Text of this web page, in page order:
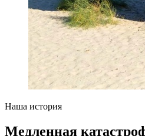
Наша история
Медленная